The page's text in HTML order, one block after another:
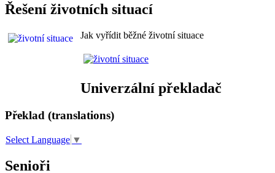
Řešení životních situací
Jak vyřídit běžné životní situace
Univerzální překladač
Překlad (translations)
Select Language ▼
Senioři